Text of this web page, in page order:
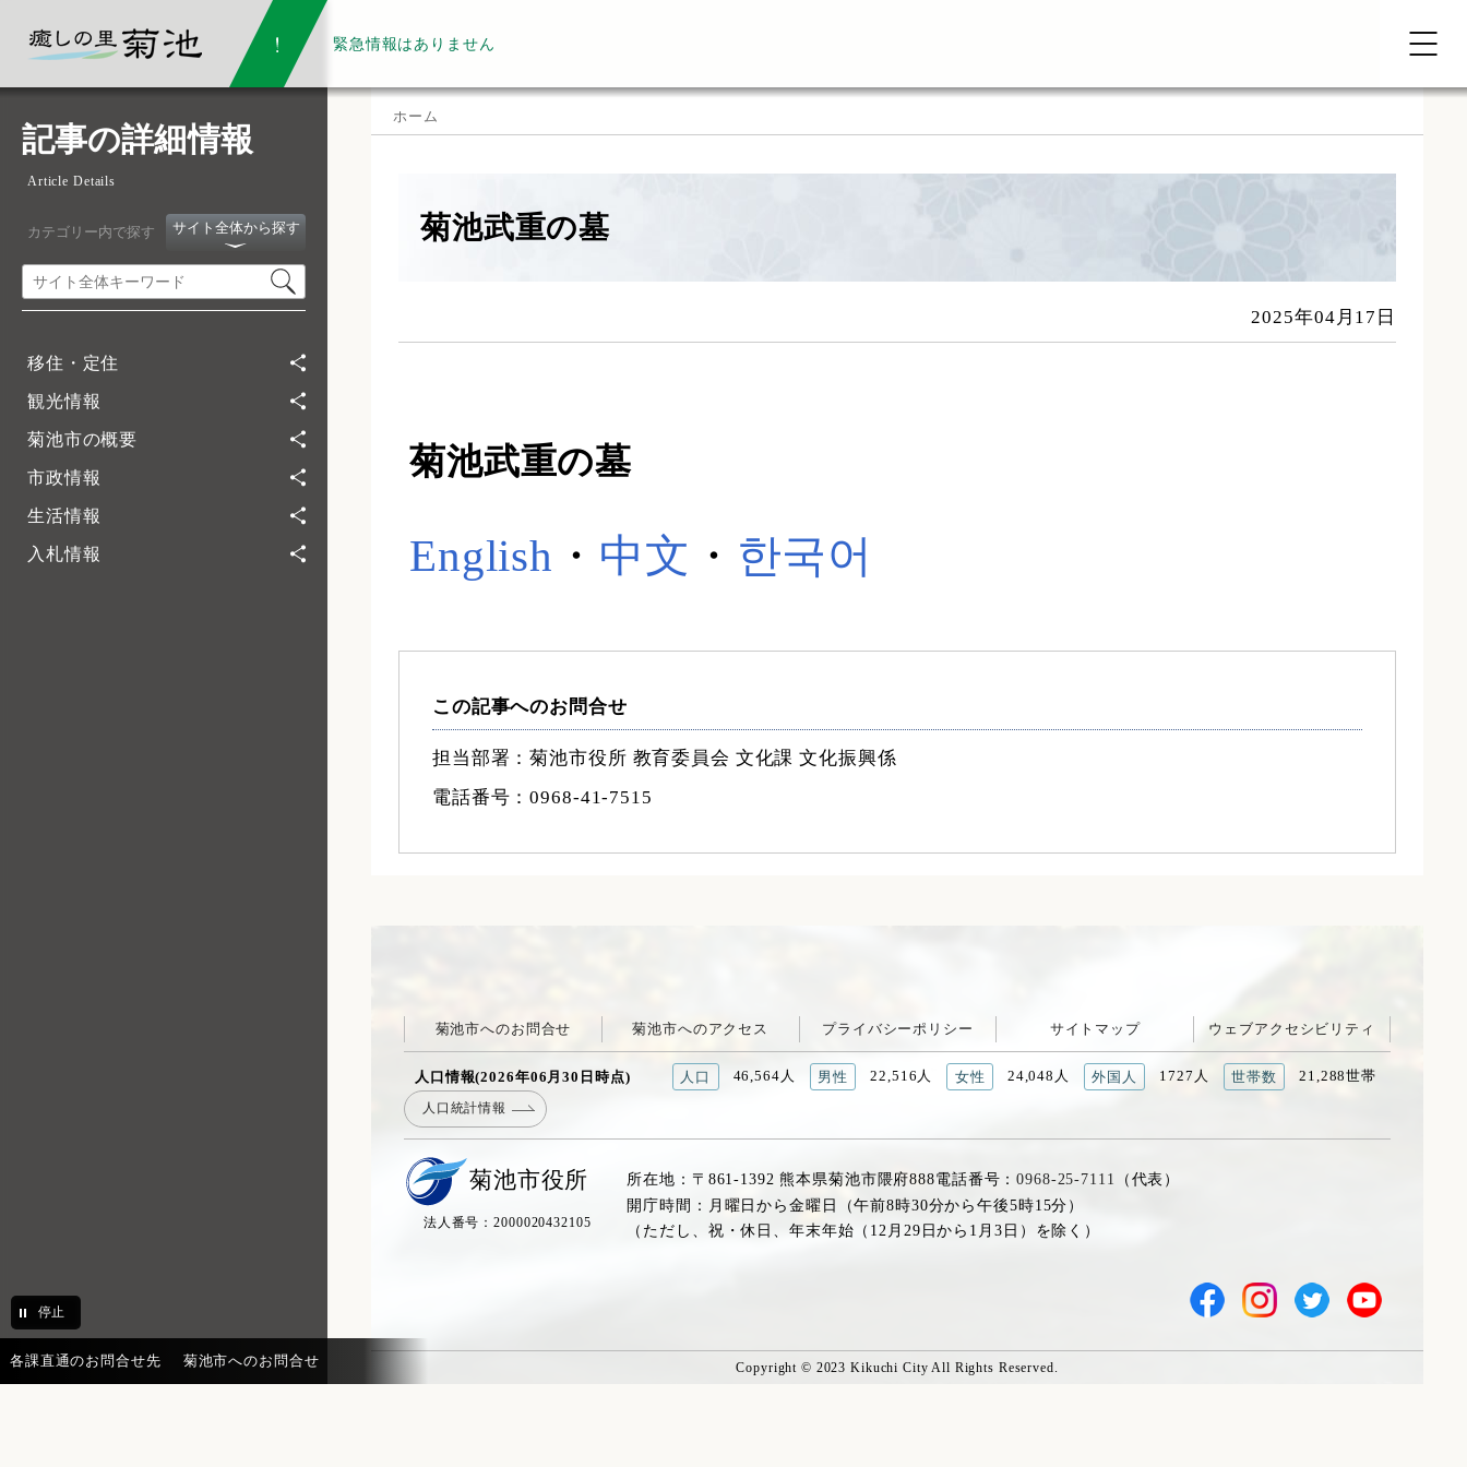
緊急情報はありません
記事の詳細情報
Article Details
カテゴリー内で探す サイト全体から探す
移住・定住
観光情報
菊池市の概要
市政情報
生活情報
入札情報
停止
ホーム
菊池武重の墓
2025年04月17日
菊池武重の墓
English ・ 中文 ・ 한국어
この記事へのお問合せ
担当部署：菊池市役所 教育委員会 文化課 文化振興係
電話番号：0968-41-7515
菊池市へのお問合せ 菊池市へのアクセス プライバシーポリシー サイトマップ ウェブアクセシビリティ
人口情報(2026年06月30日時点) 人口 46,564人 男性 22,516人 女性 24,048人 外国人 1727人 世帯数 21,288世帯
人口統計情報
菊池市役所
法人番号：2000020432105
所在地：〒861-1392 熊本県菊池市隈府888電話番号：0968-25-7111
（代表）
開庁時間：月曜日から金曜日（午前8時30分から午後5時15分）
（ただし、祝・休日、年末年始（12月29日から1月3日）を除く）
Copyright © 2023 Kikuchi City All Rights Reserved.
各課直通のお問合せ先 菊池市へのお問合せ